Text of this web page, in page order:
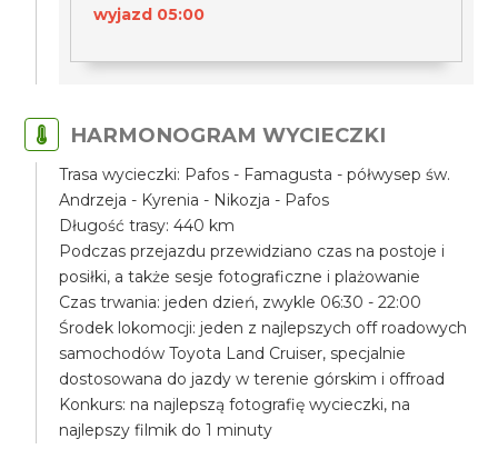
wyjazd 05:00
HARMONOGRAM WYCIECZKI
Trasa wycieczki: Pafos - Famagusta - półwysep św.
Andrzeja - Kyrenia - Nikozja - Pafos
Długość trasy: 440 km
Podczas przejazdu przewidziano czas na postoje i
posiłki, a także sesje fotograficzne i plażowanie
Czas trwania: jeden dzień, zwykle 06:30 - 22:00
Środek lokomocji: jeden z najlepszych off roadowych
samochodów Toyota Land Cruiser, specjalnie
dostosowana do jazdy w terenie górskim i offroad
Konkurs: na najlepszą fotografię wycieczki, na
najlepszy filmik do 1 minuty